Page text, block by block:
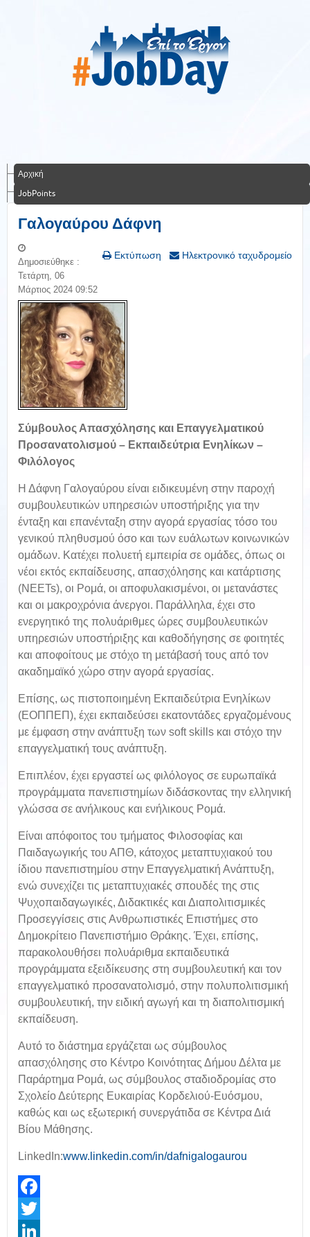
Αρχική
JobPoints
Γαλογαύρου Δάφνη
Εκτύπωση Ηλεκτρονικό ταχυδρομείο
Δημοσιεύθηκε :
Τετάρτη, 06
Μάρτιος 2024 09:52
Σύμβουλος Απασχόλησης και Επαγγελματικού
Προσανατολισμού – Εκπαιδεύτρια Ενηλίκων –
Φιλόλογος
Η Δάφνη Γαλογαύρου είναι ειδικευμένη στην παροχή
συμβουλευτικών υπηρεσιών υποστήριξης για την
ένταξη και επανένταξη στην αγορά εργασίας τόσο του
γενικού πληθυσμού όσο και των ευάλωτων κοινωνικών
ομάδων. Κατέχει πολυετή εμπειρία σε ομάδες, όπως οι
νέοι εκτός εκπαίδευσης, απασχόλησης και κατάρτισης
(NEETs), οι Ρομά, οι αποφυλακισμένοι, οι μετανάστες
και οι μακροχρόνια άνεργοι. Παράλληλα, έχει στο
ενεργητικό της πολυάριθμες ώρες συμβουλευτικών
υπηρεσιών υποστήριξης και καθοδήγησης σε φοιτητές
και αποφοίτους με στόχο τη μετάβασή τους από τον
ακαδημαϊκό χώρο στην αγορά εργασίας.
Επίσης, ως πιστοποιημένη Εκπαιδεύτρια Ενηλίκων
(ΕΟΠΠΕΠ), έχει εκπαιδεύσει εκατοντάδες εργαζομένους
με έμφαση στην ανάπτυξη των soft skills και στόχο την
επαγγελματική τους ανάπτυξη.
Επιπλέον, έχει εργαστεί ως φιλόλογος σε ευρωπαϊκά
προγράμματα πανεπιστημίων διδάσκοντας την ελληνική
γλώσσα σε ανήλικους και ενήλικους Ρομά.
Είναι απόφοιτος του τμήματος Φιλοσοφίας και
Παιδαγωγικής του ΑΠΘ, κάτοχος μεταπτυχιακού του
ίδιου πανεπιστημίου στην Επαγγελματική Ανάπτυξη,
ενώ συνεχίζει τις μεταπτυχιακές σπουδές της στις
Ψυχοπαιδαγωγικές, Διδακτικές και Διαπολιτισμικές
Προσεγγίσεις στις Ανθρωπιστικές Επιστήμες στο
Δημοκρίτειο Πανεπιστήμιο Θράκης. Έχει, επίσης,
παρακολουθήσει πολυάριθμα εκπαιδευτικά
προγράμματα εξειδίκευσης στη συμβουλευτική και τον
επαγγελματικό προσανατολισμό, στην πολυπολιτισμική
συμβουλευτική, την ειδική αγωγή και τη διαπολιτισμική
εκπαίδευση.
Αυτό το διάστημα εργάζεται ως σύμβουλος
απασχόλησης στο Κέντρο Κοινότητας Δήμου Δέλτα με
Παράρτημα Ρομά, ως σύμβουλος σταδιοδρομίας στο
Σχολείο Δεύτερης Ευκαιρίας Κορδελιού-Ευόσμου,
καθώς και ως εξωτερική συνεργάτιδα σε Κέντρα Διά
Βίου Μάθησης.
LinkedIn:www.linkedin.com/in/dafnigalogaurou
Facebook
Twitter